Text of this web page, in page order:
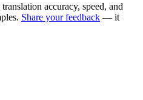
accuracy, speed, and
Share your feedback — it